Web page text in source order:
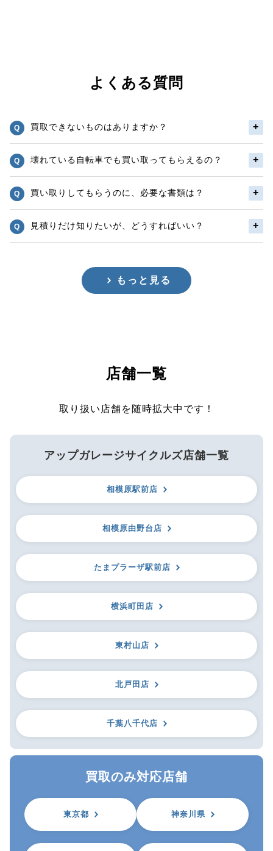
よくある質問
買取できないものはありますか？
壊れている自転車でも買い取ってもらえるの？
買い取りしてもらうのに、必要な書類は？
見積りだけ知りたいが、どうすればいい？
もっと見る
店舗一覧
取り扱い店舗を随時拡大中です！
アップガレージサイクルズ店舗一覧
相模原駅前店
相模原由野台店
たまプラーザ駅前店
横浜町田店
東村山店
北戸田店
千葉八千代店
買取のみ対応店舗
東京都 神奈川県